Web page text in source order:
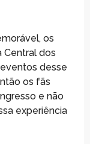
os
Central dos
desse
os fãs
e não
experiência